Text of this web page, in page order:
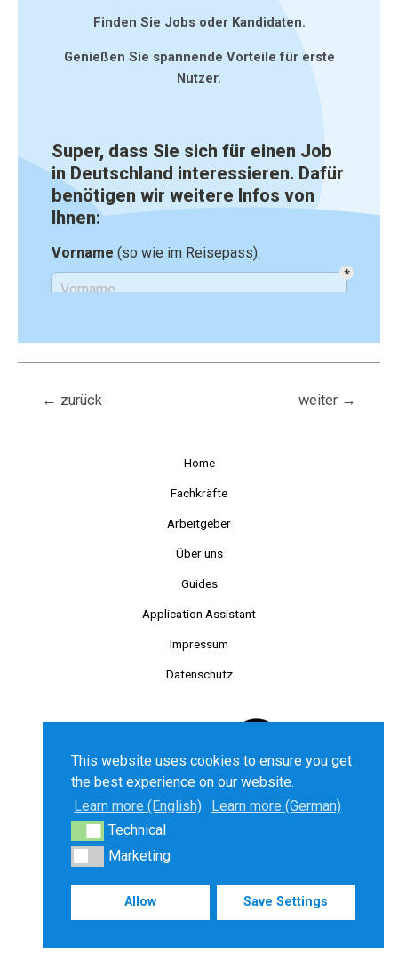
Finden Sie Jobs oder Kandidaten.
Genießen Sie spannende Vorteile für erste
Nutzer.
← zurück weiter →
Home
Fachkräfte
Arbeitgeber
Über uns
Guides
Application Assistant
Impressum
Datenschutz
©2025 Chancenkarte GmbH. All right reserved.
Deutsch English Türkçe
This website uses cookies to ensure you get
the best experience on our website.
Learn more (English)
Learn more (German)
TechnicalTechnical
MarketingMarketing
Allow Save Settings